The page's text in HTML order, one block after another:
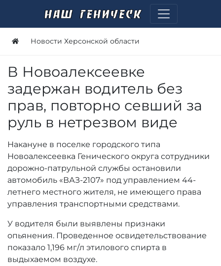
Новости Херсонской области
В Новоалексеевке
задержан водитель без
прав, повторно севший за
руль в нетрезвом виде
Накануне в поселке городского типа
Новоалексеевка Генического округа сотрудники
дорожно-патрульной службы остановили
автомобиль «ВАЗ-2107» под управлением 44-
летнего местного жителя, не имеющего права
управления транспортными средствами.
У водителя были выявлены признаки
опьянения. Проведенное освидетельствование
показало 1,196 мг/л этилового спирта в
выдыхаемом воздухе.